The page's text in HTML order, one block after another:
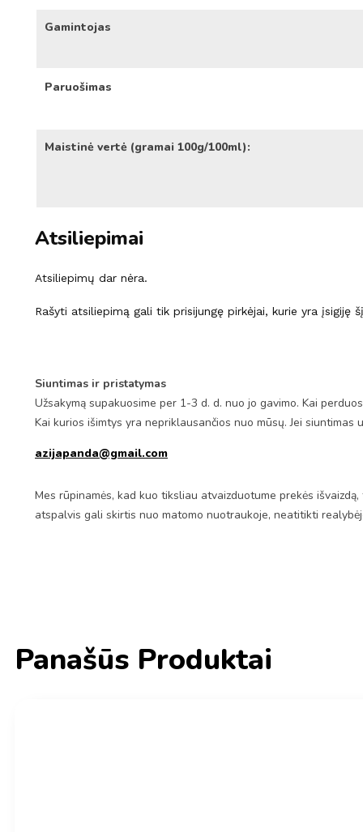
Gamintojas
Paruošimas
Maistinė vertė (gramai 100g/100ml):
Atsiliepimai
Atsiliepimų dar nėra.
Rašyti atsiliepimą gali tik prisijungę pirkėjai, kurie yra įsigiję
Siuntimas ir pristatymas
Užsakymą supakuosime per 1-3 d. d. nuo jo gavimo. Kai
Kai kurios išimtys yra nepriklausančios nuo mūsų. Jei siuntimas
azijapanda@gmail.com
Mes rūpinamės, kad kuo tiksliau atvaizduotume prekės
atspalvis gali skirtis nuo matomo nuotraukoje, neatitikti
Panašūs Produktai